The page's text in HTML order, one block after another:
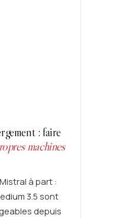
: faire
machines
à part :
3.5 sont
depuis